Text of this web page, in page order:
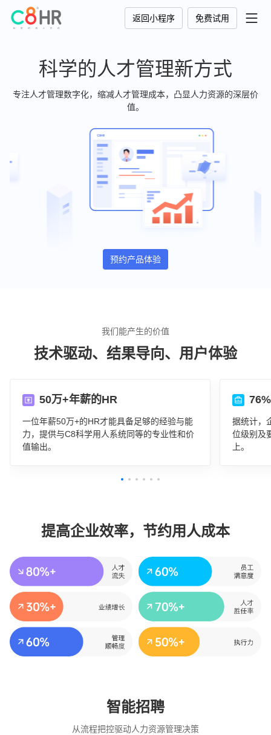
返回小程序 免费试用
科学的人才管理新方式
专注人才管理数字化，缩减人才管理成本，凸显人力资源的深层价
值。
预约产品体验
我们能产生的价值
技术驱动、结果导向、用户体验
50万+年薪的HR
一位年薪50万+的HR才能具备足够的经验与能
力，提供与C8科学用人系统同等的专业性和价
值输出。
据统计，
位级别及
上。
提高企业效率，节约用人成本
智能招聘
从流程把控驱动人力资源管理决策